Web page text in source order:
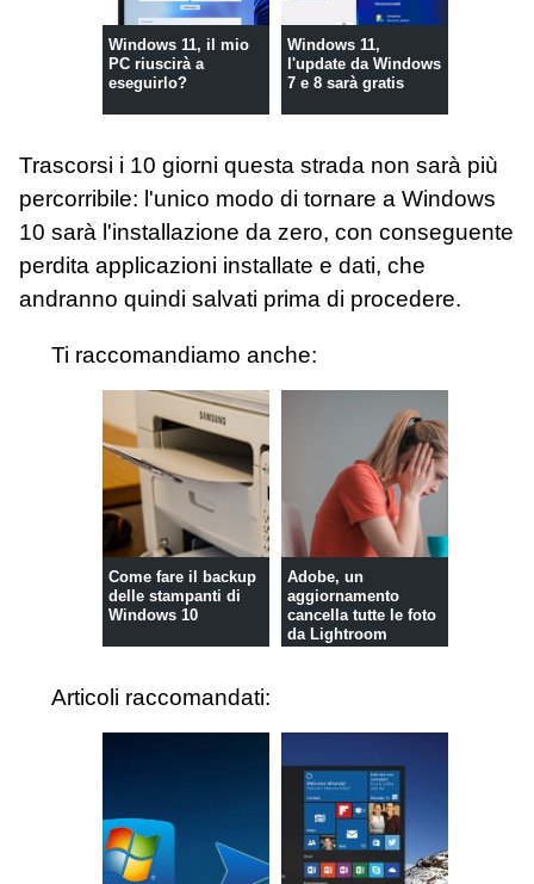
Windows 11, il mio
PC riuscirà a
eseguirlo?
Windows 11,
l'update da Windows
7 e 8 sarà gratis
Trascorsi i 10 giorni questa strada non sarà più
percorribile: l'unico modo di tornare a Windows
10 sarà l'installazione da zero, con conseguente
perdita applicazioni installate e dati, che
andranno quindi salvati prima di procedere.
Ti raccomandiamo anche:
Come fare il backup
delle stampanti di
Windows 10
Adobe, un
aggiornamento
cancella tutte le foto
da Lightroom
Articoli raccomandati: